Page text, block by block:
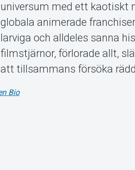
universum med ett kaotiskt
globala animerade
larviga och alldeles sanna
filmstjärnor, förlorade allt,
att tillsammans försöka